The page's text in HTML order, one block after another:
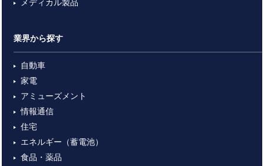
メディカル製品
業界から探す
自動車
家電
アミューズメント
情報通信
住宅
エネルギー（蓄電池）
食品・薬品